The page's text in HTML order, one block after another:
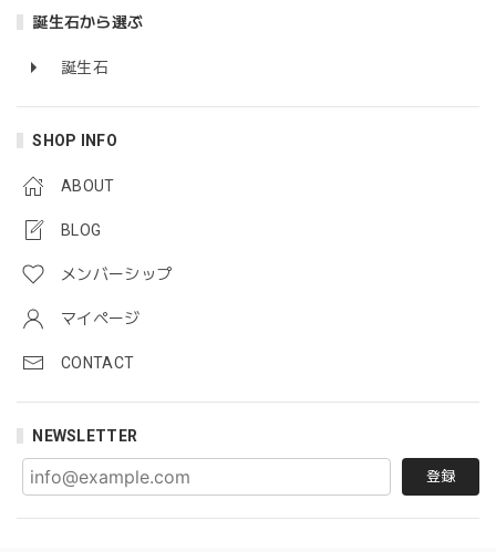
誕生石から選ぶ
誕生石
SHOP INFO
ABOUT
BLOG
メンバーシップ
マイページ
CONTACT
NEWSLETTER
登録